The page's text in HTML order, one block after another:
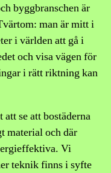
byggbranschen är
man är mitt i
i världen att gå i
och visa vägen för
i rätt riktning kan
se att bostäderna
material och där
Vi
teknik finns i syfte